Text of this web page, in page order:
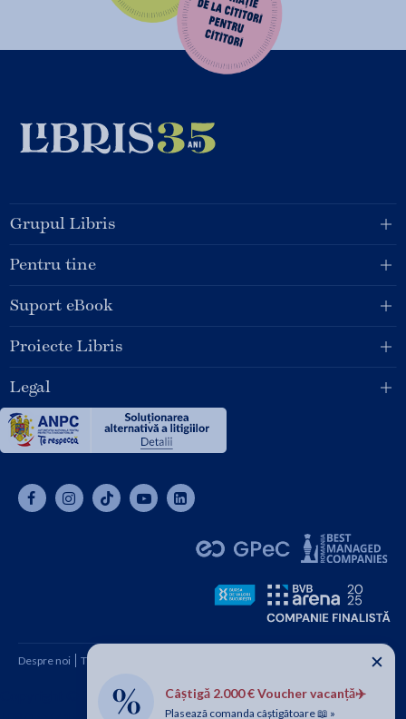
Câștigă 2.000 € Voucher vacanță✈️
Plasează comanda câștigătoare 📖 »
✕
Grupul Libris
Pentru tine
Suport eBook
Proiecte Libris
Legal
Despre noi Termeni și condiții
Copyright © 2026 SC Libris SRL, CUI: RO1094992, Reg. Com.